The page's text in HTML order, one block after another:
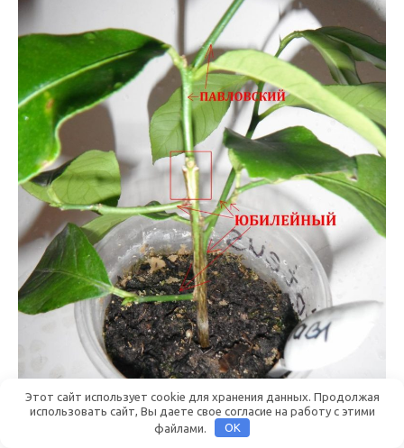
Привитый павловский лимон на юбилейный, так же
Этот сайт использует cookie для хранения данных. Продолжая
использовать сайт, Вы даете свое согласие на работу с этими
файлами.
OK